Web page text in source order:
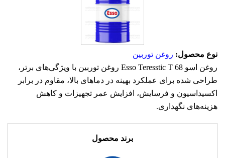
نوع محصول: روغن توربین
روغن اسو Esso Teresstic T 68 روغن توربین با ویژگی‌های برتر،
طراحی شده برای عملکرد بهینه در دماهای بالا، مقاوم در برابر
اکسیداسیون و فرسایش، افزایش عمر تجهیزات و کاهش
هزینه‌های نگهداری.
برند محصول